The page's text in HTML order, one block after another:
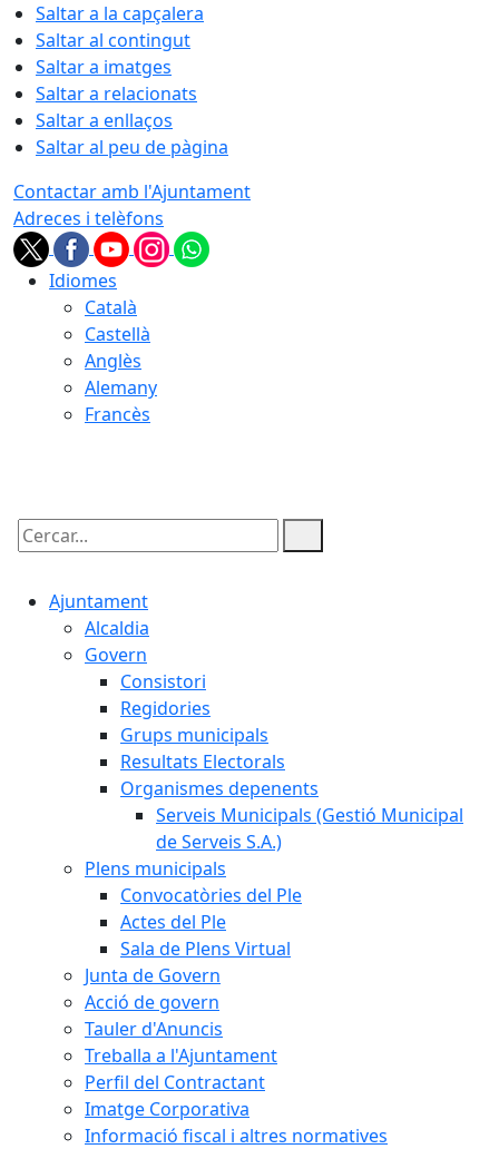
Saltar a la capçalera
Saltar al contingut
Saltar a imatges
Saltar a relacionats
Saltar a enllaços
Saltar al peu de pàgina
Contactar amb l'Ajuntament
Adreces i telèfons
Idiomes
Català
Castellà
Anglès
Alemany
Francès
Cercar:
Ajuntament
Alcaldia
Govern
Consistori
Regidories
Grups municipals
Resultats Electorals
Organismes depenents
Serveis Municipals (Gestió Municipal
de Serveis S.A.)
Plens municipals
Convocatòries del Ple
Actes del Ple
Sala de Plens Virtual
Junta de Govern
Acció de govern
Tauler d'Anuncis
Treballa a l'Ajuntament
Perfil del Contractant
Imatge Corporativa
Informació fiscal i altres normatives